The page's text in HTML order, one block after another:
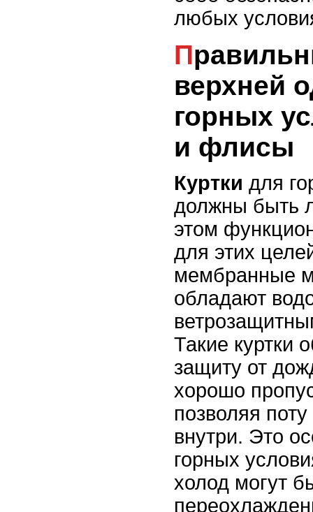
любых
Правильный выбор
верхней
горных
и флисы
Куртки для
должны быть
этом
для этих
мембранные
обладают
Такие куртки
защиту от
хорошо
позволяя
внутри. Это
горных
холод могут